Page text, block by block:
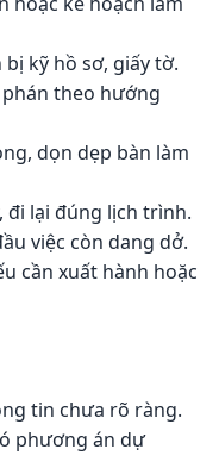
kỹ hồ sơ, giấy tờ.
theo hướng
dọn dẹp bàn làm
đi lại đúng lịch trình.
việc còn dang dở.
cần xuất hành hoặc
tin chưa rõ ràng.
phương án dự